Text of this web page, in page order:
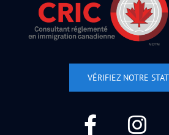
VÉRIFIEZ NOTRE